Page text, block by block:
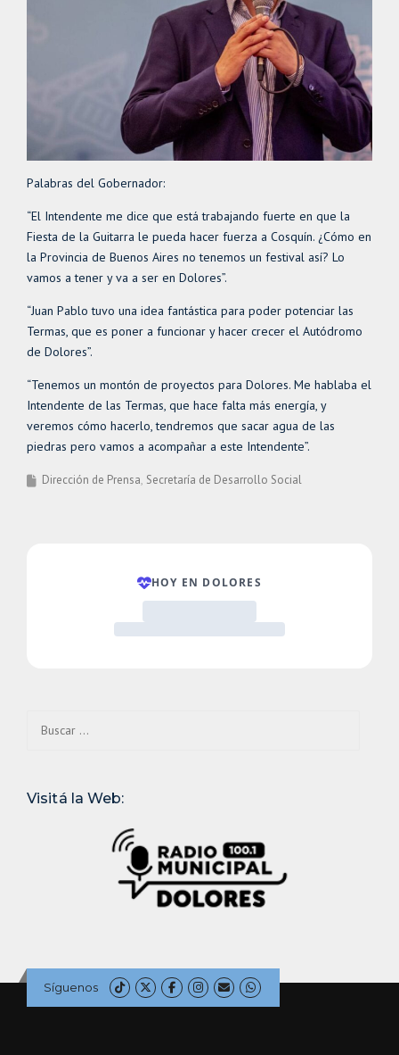
Palabras del Gobernador:
“El Intendente me dice que está trabajando fuerte en que la
Fiesta de la Guitarra le pueda hacer fuerza a Cosquín. ¿Cómo en
la Provincia de Buenos Aires no tenemos un festival así? Lo
vamos a tener y va a ser en Dolores”.
“Juan Pablo tuvo una idea fantástica para poder potenciar las
Termas, que es poner a funcionar y hacer crecer el Autódromo
de Dolores”.
“Tenemos un montón de proyectos para Dolores. Me hablaba el
Intendente de las Termas, que hace falta más energía, y
veremos cómo hacerlo, tendremos que sacar agua de las
piedras pero vamos a acompañar a este Intendente”.
Dirección de Prensa Secretaría de Desarrollo Social
Visitá la Web:
Síguenos